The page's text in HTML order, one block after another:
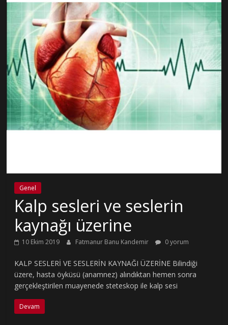
Genel
Kalp sesleri ve seslerin
kaynağı üzerine
10 Ekim 2019 Fatmanur Banu Kandemir 0 yorum
KALP SESLERİ VE SESLERİN KAYNAĞI ÜZERİNE Bilindiği
üzere, hasta öyküsü (anamnez) alındıktan hemen sonra
gerçekleştirilen muayenede steteskop ile kalp sesi
Devam